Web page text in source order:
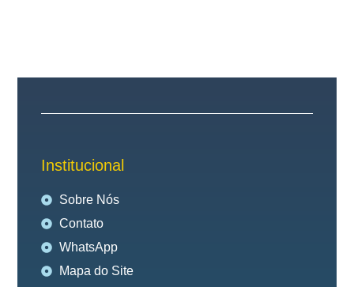
Institucional
Sobre Nós
Contato
WhatsApp
Mapa do Site